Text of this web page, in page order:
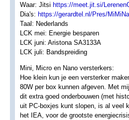
Waar: Jitsi https://meet.jit.si/
Dia's: https://gerardtel.nl/Pres/
Taal: Nederlands
LCK mei: Energie besparen
LCK juni: Aristona SA3133A
LCK juli: Bandspreiding
Mini, Micro en Nano versterkers:
Hoe klein kun je een versterker
80W per box kunnen afgeven. Met
dit extra goed onderbouwen (met
uit PC-boxjes kunt slopen, is al veel
het IEA, voor de grootste